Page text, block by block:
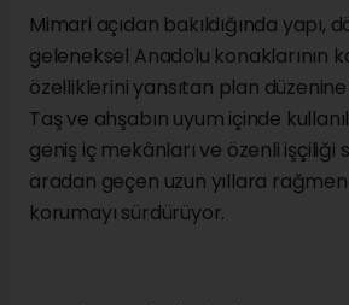
Mimari açıdan bakıldığında yapı,
geleneksel Anadolu konaklarının
özelliklerini yansıtan plan
Taş ve ahşabın uyum içinde
geniş iç mekânları ve özenli işçiliği
aradan geçen uzun yıllara
korumayı sürdürüyor.